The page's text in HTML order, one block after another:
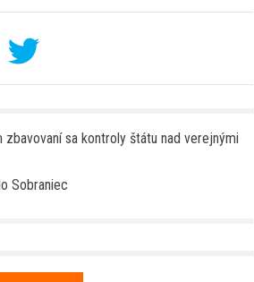
sa kontroly štátu nad verejnými
Sobraniec